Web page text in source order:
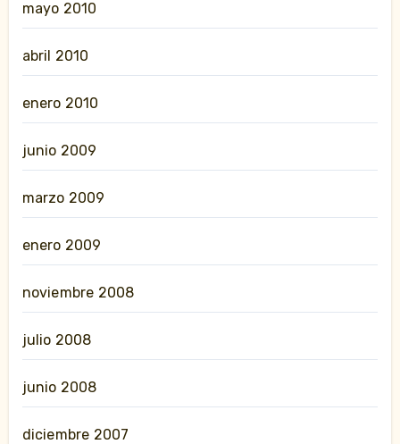
mayo 2010
abril 2010
enero 2010
junio 2009
marzo 2009
enero 2009
noviembre 2008
julio 2008
junio 2008
diciembre 2007